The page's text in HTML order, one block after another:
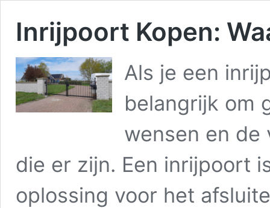
Inrijpoort Kopen:
Als je een
belangrijk om
wensen en de
die er zijn. Een inrijpoort
oplossing voor het